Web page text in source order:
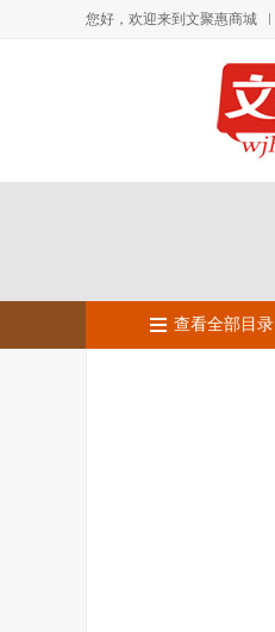
您好，欢迎来到文聚惠商城
查看全部目录